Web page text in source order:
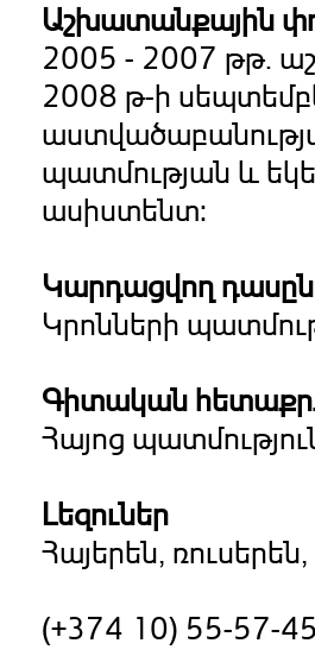
Աշխատանքային
2005 - 2007 թթ.
2008 թ-ի
պատմության և
ասիստենտ:
Կարդացվող
Կրոնների
Գիտական
Հայոց
Լեզուներ
Հայերեն,
(+374 10) 55-57-